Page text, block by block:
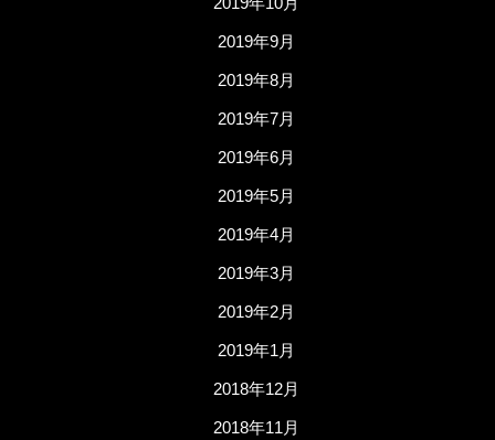
2019年9月
2019年8月
2019年7月
2019年6月
2019年5月
2019年4月
2019年3月
2019年2月
2019年1月
2018年12月
2018年11月